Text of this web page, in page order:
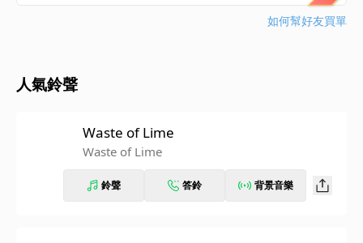
如何幫好友買單
人氣鈴聲
Waste of Lime
Waste of Lime
鈴聲 答鈴 背景音樂